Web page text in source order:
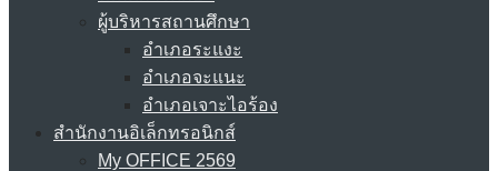
ผู้บริหารสถานศึกษา
อำเภอระแงะ
อำเภอจะแนะ
อำเภอเจาะไอร้อง
สำนักงานอิเล็กทรอนิกส์
My OFFICE 2569